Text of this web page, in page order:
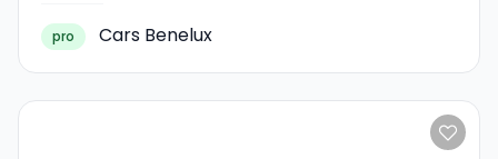
pro Cars Benelux